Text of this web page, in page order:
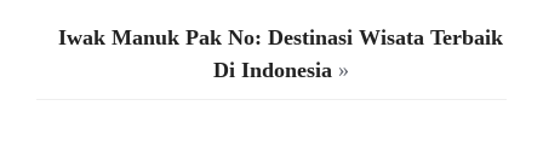
Iwak Manuk Pak No: Destinasi Wisata Terbaik
Di Indonesia »